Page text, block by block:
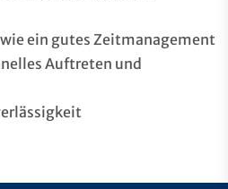
ein gutes Zeitmanagement
Auftreten und